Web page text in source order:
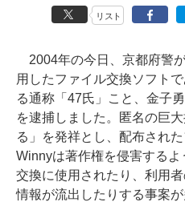
リスト
2004年の今日、京都府警
用したファイル交換ソフト
る通称「47氏」こと、金子
を逮捕しました。匿名の巨
る」を発祥とし、配布され
Winnyは著作権を侵害する
交換に使用されたり、利用
情報が流出したりする事案